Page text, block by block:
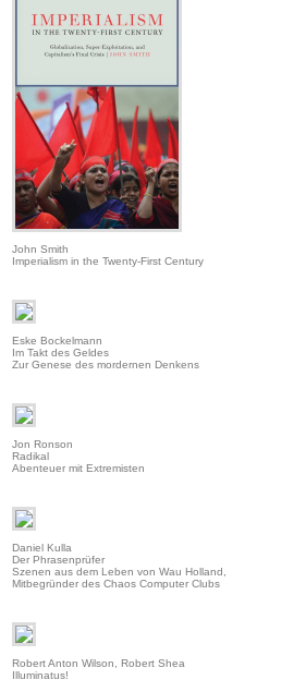
John Smith
Imperialism in the Twenty-First Century
Eske Bockelmann
Im Takt des Geldes
Zur Genese des mordernen Denkens
Jon Ronson
Radikal
Abenteuer mit Extremisten
Daniel Kulla
Der Phrasenprüfer
Szenen aus dem Leben von Wau Holland,
Mitbegründer des Chaos Computer Clubs
Robert Anton Wilson, Robert Shea
Illuminatus!